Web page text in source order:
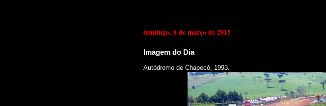
domingo, 8 de março de 2015
Imagem do Dia
Autódromo de Chapecó, 1993.